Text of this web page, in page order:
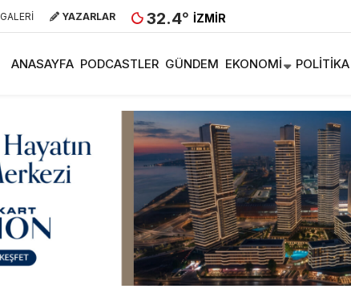
GALERİ YAZARLAR 32.4° İZMIR
ANASAYFA PODCASTLER GÜNDEM EKONOMI POLITIKA